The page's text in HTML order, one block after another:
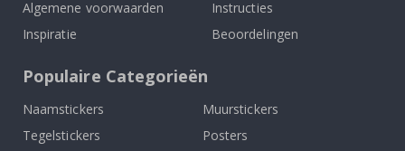
Algemene voorwaarden
Inspiratie
Instructies
Beoordelingen
Populaire Categorieën
Naamstickers
Muurstickers
Tegelstickers
Posters